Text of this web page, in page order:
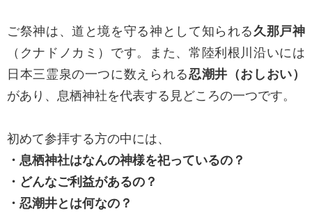
ご祭神は、道と境を守る神として知られる久那戸神
（クナドノカミ）です。また、常陸利根川沿いには
日本三霊泉の一つに数えられる忍潮井（おしおい）
があり、息栖神社を代表する見どころの一つです。
初めて参拝する方の中には、
・息栖神社はなんの神様を祀っているの？
・どんなご利益があるの？
・忍潮井とは何なの？